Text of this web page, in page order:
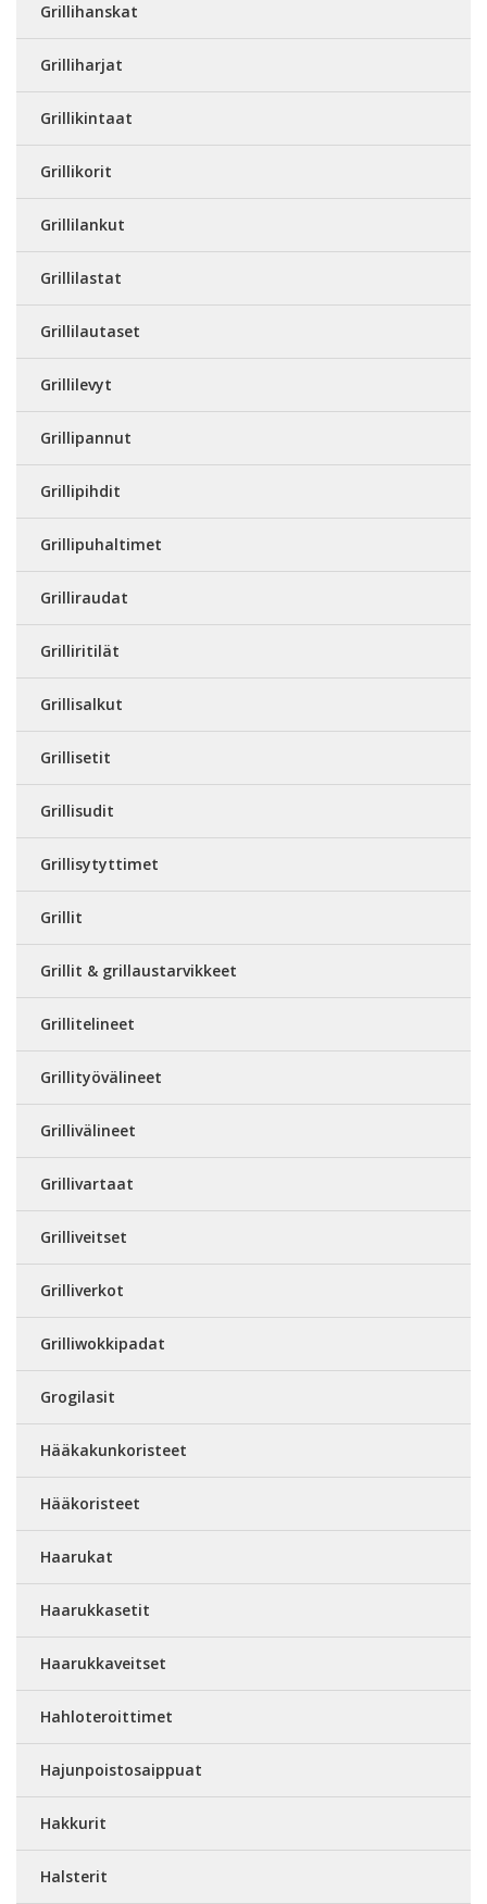
Grillihanskat
Grilliharjat
Grillikintaat
Grillikorit
Grillilankut
Grillilastat
Grillilautaset
Grillilevyt
Grillipannut
Grillipihdit
Grillipuhaltimet
Grilliraudat
Grilliritilät
Grillisalkut
Grillisetit
Grillisudit
Grillisytyttimet
Grillit
Grillit & grillaustarvikkeet
Grillitelineet
Grillityövälineet
Grillivälineet
Grillivartaat
Grilliveitset
Grilliverkot
Grilliwokkipadat
Grogilasit
Hääkakunkoristeet
Hääkoristeet
Haarukat
Haarukkasetit
Haarukkaveitset
Hahloteroittimet
Hajunpoistosaippuat
Hakkurit
Halsterit